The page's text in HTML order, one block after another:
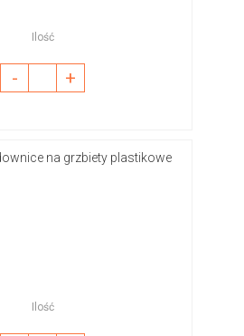
Ilość
- +
na grzbiety plastikowe
Ilość